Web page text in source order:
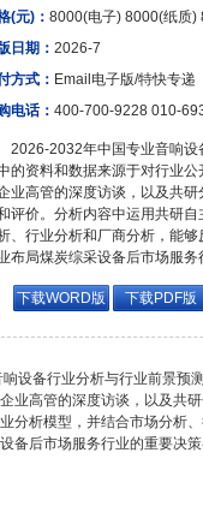
(元)： 8000(电子) 8000(纸质)
日期： 2026-7
方式： Email电子版/特快专递
电话： 400-700-9228 010-
2026-2032年中国专业音响设
的资料和数据来源于对行业
业高管的深度访谈，以及共
评价。分析内容中运用共研
、行业分析和厂商分析，能
布局煤炭综采设备后市场服务
下载WORD版 下载PDF版
设备行业分析与行业前景预
业高管的深度访谈，以及共
分析模型，并结合市场分析
备后市场服务行业的重要决策